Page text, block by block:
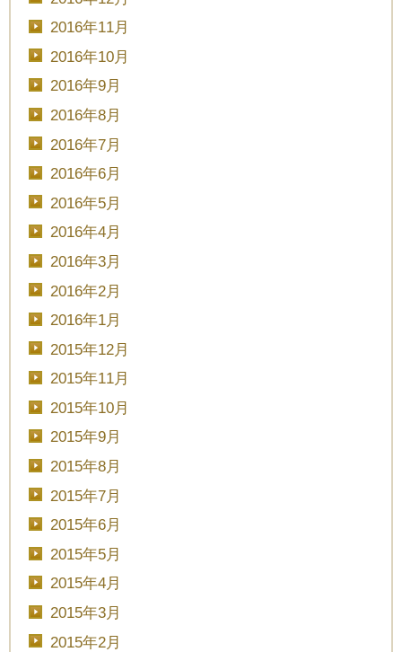
2016年11月
2016年10月
2016年9月
2016年8月
2016年7月
2016年6月
2016年5月
2016年4月
2016年3月
2016年2月
2016年1月
2015年12月
2015年11月
2015年10月
2015年9月
2015年8月
2015年7月
2015年6月
2015年5月
2015年4月
2015年3月
2015年2月